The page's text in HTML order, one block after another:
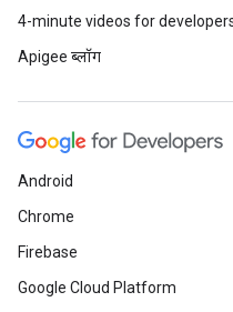
4-minute videos for
Apigee ब्लॉग
Android
Chrome
Firebase
Google Cloud Platform